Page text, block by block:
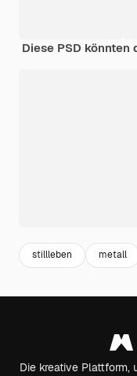
Diese PSD könnten
stillleben metall
Die kreative Plattform,